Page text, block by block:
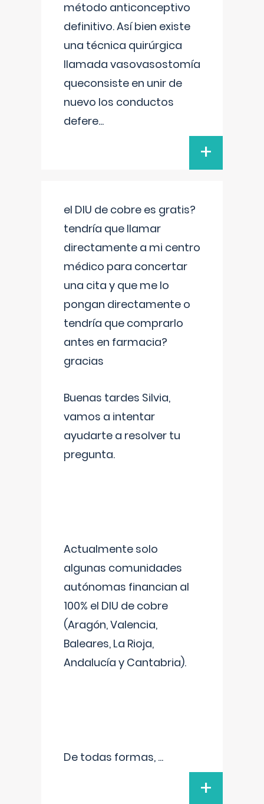
método anticonceptivo
definitivo. Así bien existe
una técnica quirúrgica
llamada vasovasostomía
queconsiste en unir de
nuevo los conductos
defere...
+
el DIU de cobre es gratis?
tendría que llamar
directamente a mi centro
médico para concertar
una cita y que me lo
pongan directamente o
tendría que comprarlo
antes en farmacia?
gracias
Buenas tardes Silvia,
vamos a intentar
ayudarte a resolver tu
pregunta.
Actualmente solo
algunas comunidades
autónomas financian al
100% el DIU de cobre
(Aragón, Valencia,
Baleares, La Rioja,
Andalucía y Cantabria).
De todas formas, ...
+